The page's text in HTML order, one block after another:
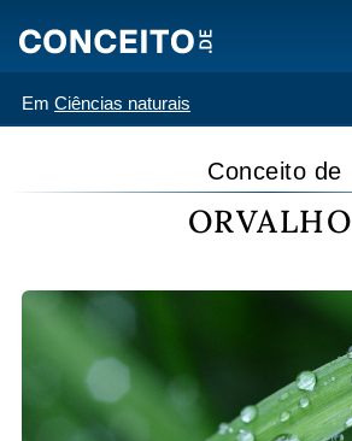
Em Ciências naturais
Conceito de
ORVALHO